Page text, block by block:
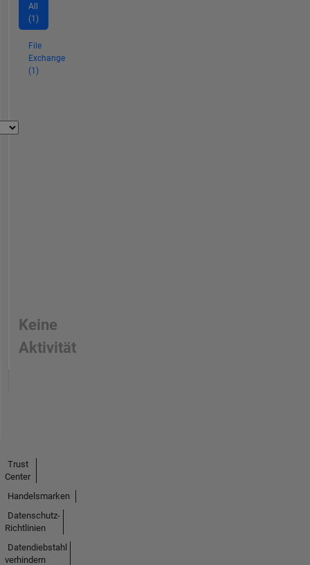
All
(1)
File
Exchange
(1)
Keine
Aktivität
Trust
Center
Handelsmarken
Datenschutz-
Richtlinien
Datendiebstahl
verhindern